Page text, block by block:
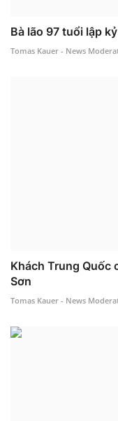
Bà lão 97 tuổi lập
Tomas Kauer - News
Khách Trung Quốc
Sơn
Tomas Kauer - News